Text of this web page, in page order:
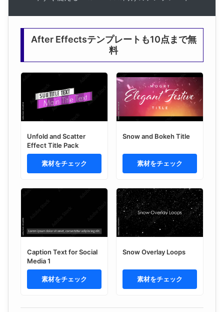
After Effectsテンプレートも10点まで無
料
Unfold and Scatter
Effect Title Pack
素材をチェック
Snow and Bokeh Title
素材をチェック
Caption Text for Social
Media 1
素材をチェック
Snow Overlay Loops
素材をチェック